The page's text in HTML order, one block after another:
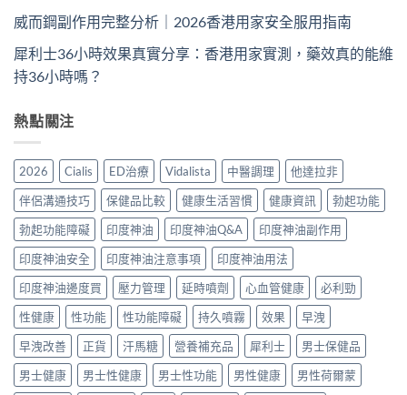
威而鋼副作用完整分析｜2026香港用家安全服用指南
犀利士36小時效果真實分享：香港用家實測，藥效真的能維
持36小時嗎？
熱點關注
2026 Cialis ED治療 Vidalista 中醫調理
他達拉非
伴侶溝通技巧
保健品比較 健康生活習慣 健康資訊
勃起功能
勃起功能障礙
印度神油 印度神油Q&A
印度神油副作用
印度神油安全
印度神油注意事項
印度神油用法
印度神油邊度買
壓力管理 延時噴劑 心血管健康
必利勁
性健康
性功能 性功能障礙 持久噴霧 效果
早洩
早洩改善
正貨 汗馬糖 營養補充品 犀利士
男士保健品
男士健康
男士性健康 男士性功能 男性健康 男性荷爾蒙